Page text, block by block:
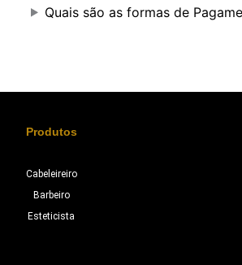
Quais são as formas de
Produtos
Cabeleireiro
Barbeiro
Esteticista